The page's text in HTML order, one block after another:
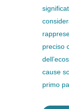
preciso
cause
primo